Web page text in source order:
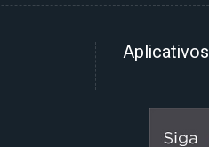
Aplicativos